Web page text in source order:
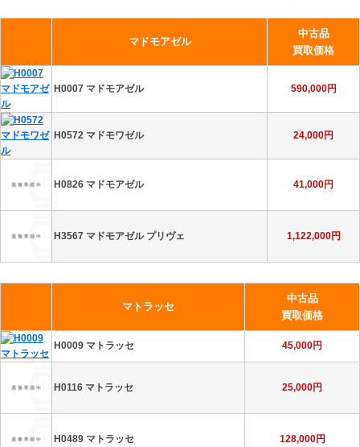
J12 その他モデル
お問い合わせ
H9860 プルミエール ソートワール ベルト 692,000円
H9861 プルミエール カフ 820,000円
マドモアゼル
中古品
買取価格
H0007 マドモアゼル 590,000円
H0572 マドモワゼル 24,000円
H0826 マドモアゼル 41,000円
H3567 マドモアゼル プリヴェ 1,122,000円
マトラッセ
中古品
買取価格
H0009 マトラッセ 45,000円
H0116 マトラッセ 25,000円
H0489 マトラッセ 128,000円